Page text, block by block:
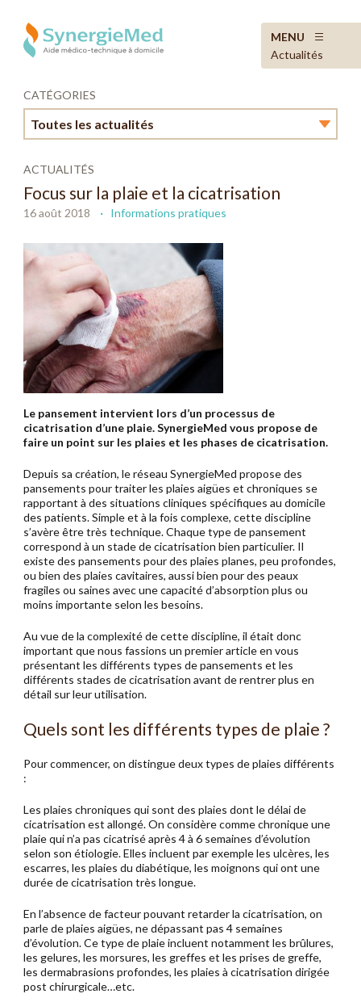
MENU
Actualités
CATÉGORIES
Toutes les actualités
Toutes les actualités
Actualités secteur
SynergieMed
ACTUALITÉS
Focus sur la plaie et la cicatrisation
16 août 2018 Informations pratiques
Le pansement intervient lors d’un processus de
cicatrisation d’une plaie. SynergieMed vous propose de
faire un point sur les plaies et les phases de cicatrisation.
Depuis sa création, le réseau SynergieMed propose des
pansements pour traiter les plaies aigües et chroniques se
rapportant à des situations cliniques spécifiques au domicile
des patients. Simple et à la fois complexe, cette discipline
s’avère être très technique. Chaque type de pansement
correspond à un stade de cicatrisation bien particulier. Il
existe des pansements pour des plaies planes, peu profondes,
ou bien des plaies cavitaires, aussi bien pour des peaux
fragiles ou saines avec une capacité d’absorption plus ou
moins importante selon les besoins.
Au vue de la complexité de cette discipline, il était donc
important que nous fassions un premier article en vous
présentant les différents types de pansements et les
différents stades de cicatrisation avant de rentrer plus en
détail sur leur utilisation.
Quels sont les différents types de plaie ?
Pour commencer, on distingue deux types de plaies différents
:
Les plaies chroniques qui sont des plaies dont le délai de
cicatrisation est allongé. On considère comme chronique une
plaie qui n’a pas cicatrisé après 4 à 6 semaines d’évolution
selon son étiologie. Elles incluent par exemple les ulcères, les
escarres, les plaies du diabétique, les moignons qui ont une
durée de cicatrisation très longue.
En l’absence de facteur pouvant retarder la cicatrisation, on
parle de plaies aigües, ne dépassant pas 4 semaines
d’évolution. Ce type de plaie incluent notamment les brûlures,
les gelures, les morsures, les greffes et les prises de greffe,
les dermabrasions profondes, les plaies à cicatrisation dirigée
post chirurgicale…etc.